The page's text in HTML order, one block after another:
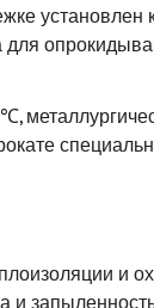
установлен
и